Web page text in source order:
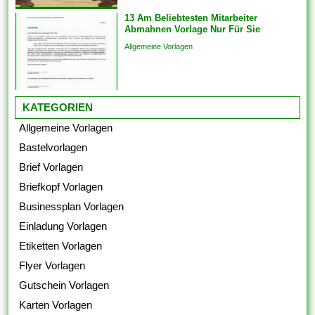
13 Am Beliebtesten Mitarbeiter
Abmahnen Vorlage Nur Für Sie
Allgemeine Vorlagen
KATEGORIEN
Allgemeine Vorlagen
Bastelvorlagen
Brief Vorlagen
Briefkopf Vorlagen
Businessplan Vorlagen
Einladung Vorlagen
Etiketten Vorlagen
Flyer Vorlagen
Gutschein Vorlagen
Karten Vorlagen